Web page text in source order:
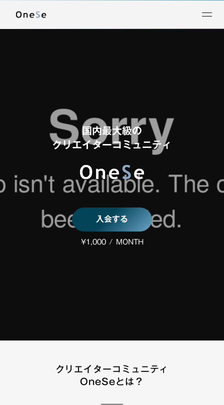
OneSe（ワンス） | 動画で繋がるクリエイターコミュニティ
国内最大級の
クリエイターコミュニティ
入会する
¥1,000 / MONTH
クリエイターコミュニティ
OneSeとは？